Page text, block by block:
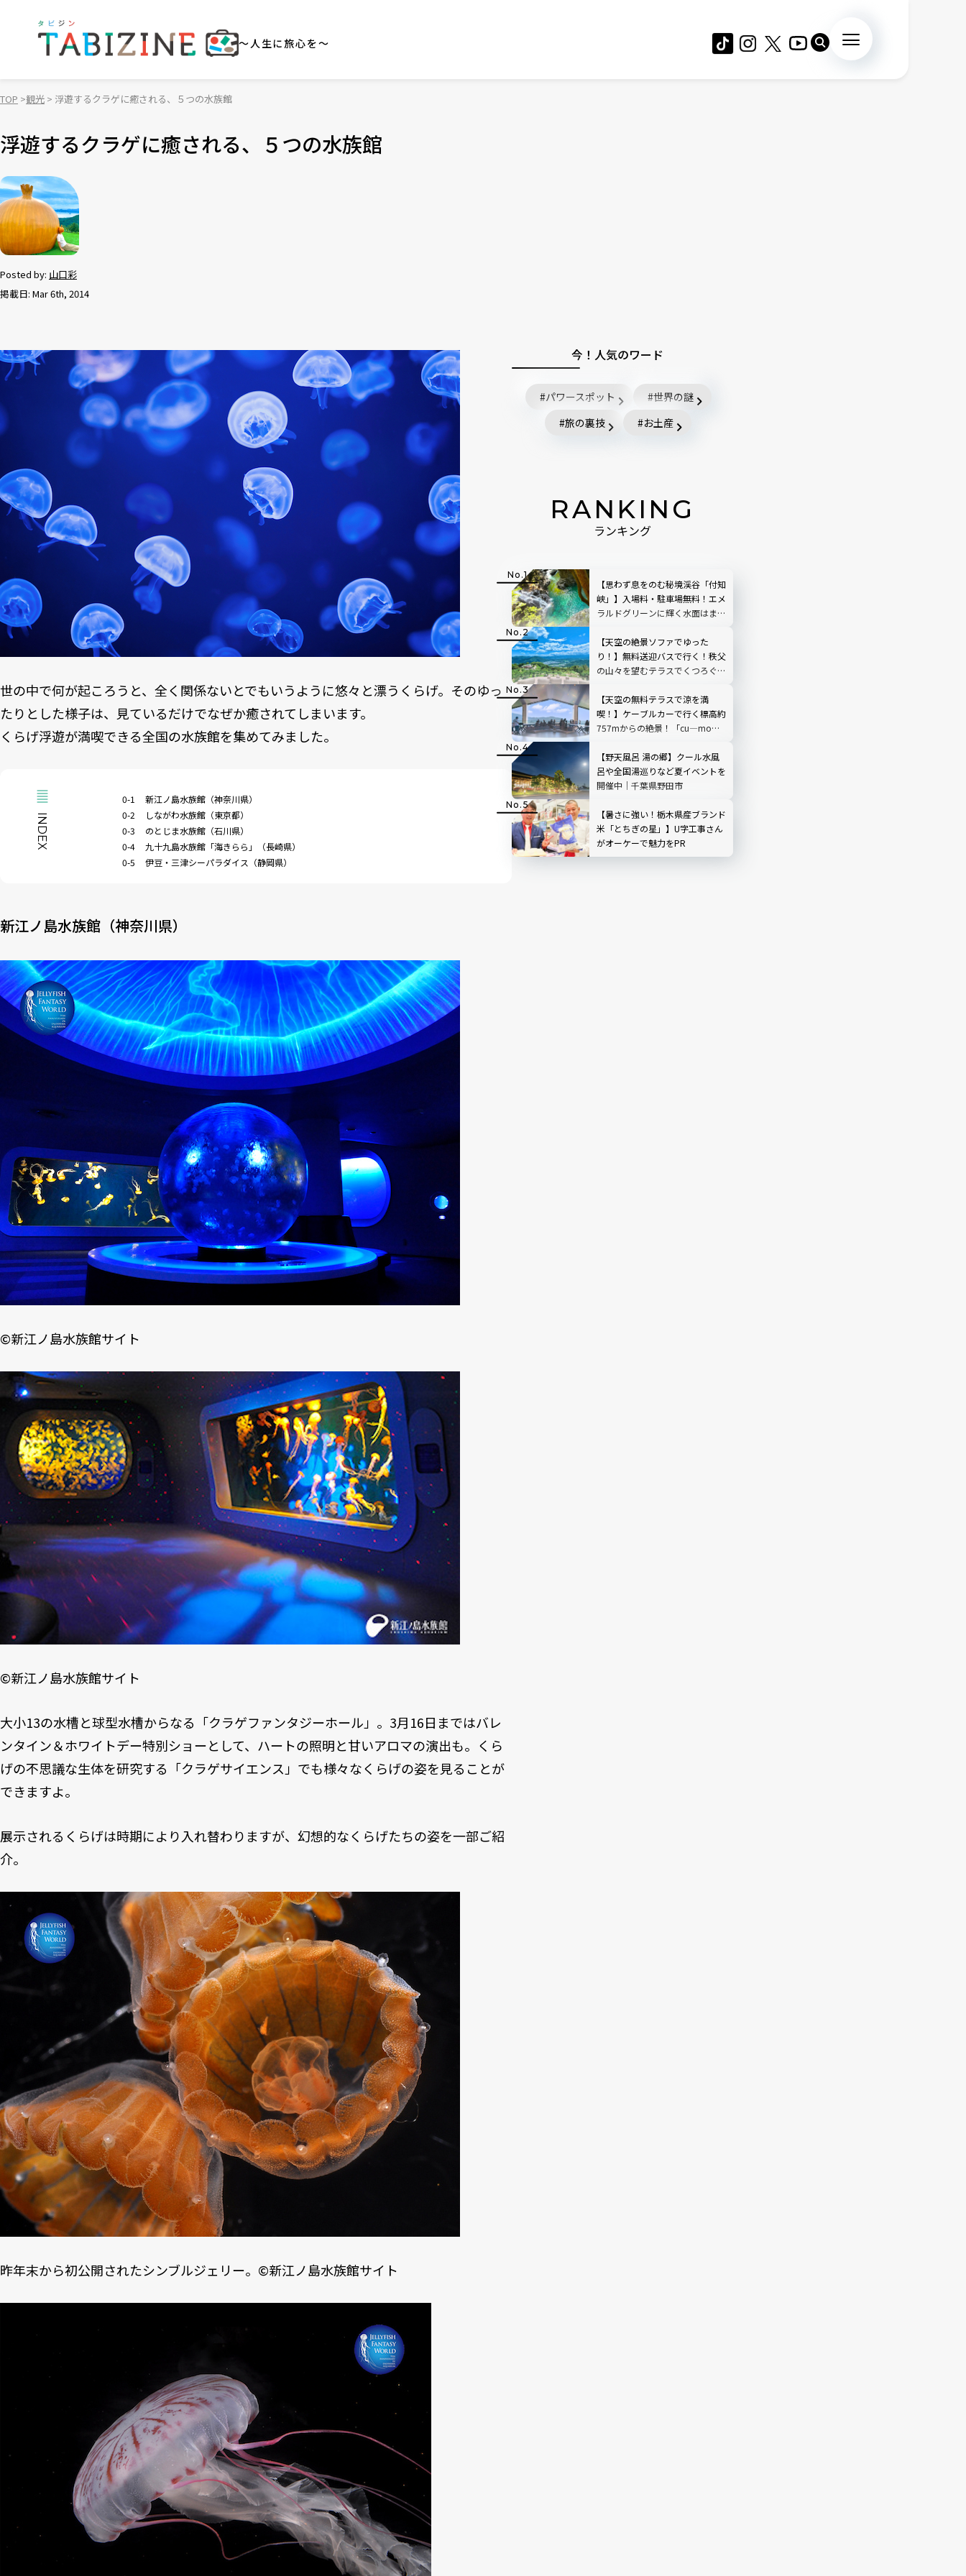
～人生に旅心を～
TOP 観光 浮遊するクラゲに癒される、５つの水族館
浮遊するクラゲに癒される、５つの水族館
Posted by: 山口彩
掲載日: Mar 6th, 2014
世の中で何が起ころうと、全く関係ないとでもいうように悠々と漂うくらげ。そのゆっ
たりとした様子は、見ているだけでなぜか癒されてしまいます。
くらげ浮遊が満喫できる全国の水族館を集めてみました。
INDEX
0-1
新江ノ島水族館（神奈川県）
0-2
しながわ水族館（東京都）
0-3
のとじま水族館（石川県）
0-4
九十九島水族館「海きらら」（長崎県）
0-5
伊豆・三津シーパラダイス（静岡県）
新江ノ島水族館（神奈川県）
©新江ノ島水族館サイト
©新江ノ島水族館サイト
大小13の水槽と球型水槽からなる「クラゲファンタジーホール」。3月16日まではバレ
ンタイン＆ホワイトデー特別ショーとして、ハートの照明と甘いアロマの演出も。くら
げの不思議な生体を研究する「クラゲサイエンス」でも様々なくらげの姿を見ることが
できますよ。
展示されるくらげは時期により入れ替わりますが、幻想的なくらげたちの姿を一部ご紹
介。
昨年末から初公開されたシンブルジェリー。©新江ノ島水族館サイト
今！人気のワード
パワースポット
世界の謎
旅の裏技
お土産
RANKING
ランキング
【思わず息をのむ秘境渓谷「付知
峡」】入場料・駐車場無料！エメ
ラルドグリーンに輝く水面はまる
【天空の絶景ソファでゆった
り！】無料送迎バスで行く！秩父
の山々を望むテラスでくつろぐ
レビュー｜埼玉県
【天空の無料テラスで涼を満
喫！】ケーブルカーで行く標高約
757mからの絶景！「cu―mo箱
【野天風呂 湯の郷】クール水風
呂や全国湯巡りなど夏イベントを
開催中｜千葉県野田市
【暑さに強い！栃木県産ブランド
米「とちぎの星」】U字工事さん
がオーケーで魅力をPR